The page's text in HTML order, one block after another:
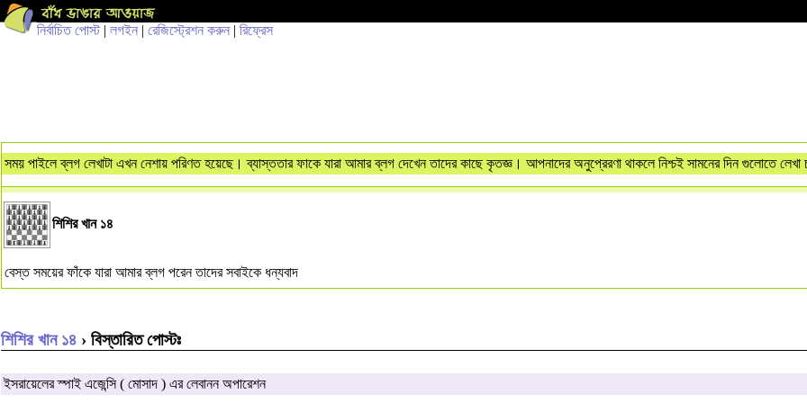
নির্বাচিত পোস্ট| লগইন | রেজিস্ট্রেশন করুন | রিফ্রেস
সময় পাইলে ব্লগ লেখাটা এখন নেশায় পরিণত হয়েছে। ব্যাস্ততার ফাকে যারা আমার ব্লগ দেখেন তাদের কাছে কৃতজ্ঞ। আপনাদের অনুপ্রেরণা থাকলে নিশ্চই সামনের দিন গুলোতে লেখা
শিশির খান ১৪
বেস্ত সময়ের ফাঁকে যারা আমার ব্লগ পরেন তাদের সবাইকে ধন্যবাদ
শিশির খান ১৪ › বিস্তারিত পোস্টঃ
ইসরায়েলের স্পাই এজেন্সি ( মোসাদ ) এর লেবানন অপারেশন